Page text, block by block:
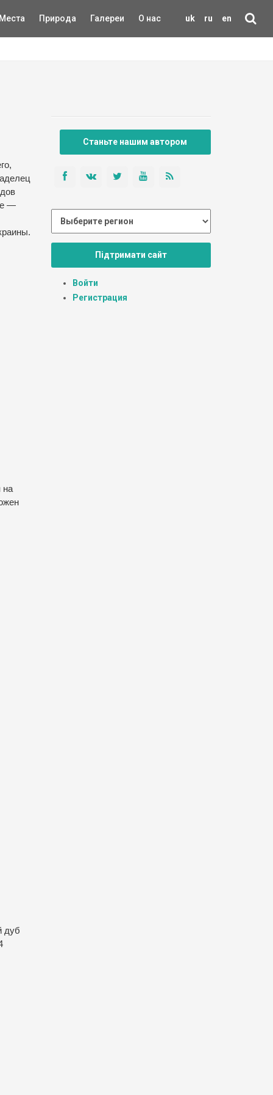
uk ru en
Места Природа Галереи О нас
—
на
дуб
Станьте нашим автором
Підтримати сайт
Войти
Регистрация